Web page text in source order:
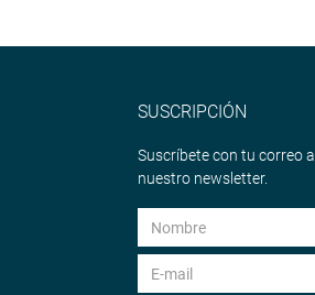
SUSCRIPCIÓN
Suscríbete con tu correo a
nuestro newsletter.